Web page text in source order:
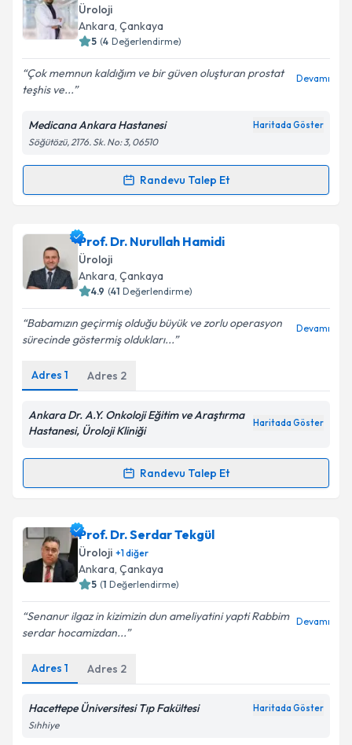
E-posta Adresiniz
kapsamda işlenmesini kabul ediyorum.
Takvim Talebini Gönder
Üroloji
Ankara, Çankaya
5 (4 Değerlendirme)
Çok memnun kaldığım ve bir güven oluşturan prostat
teşhis ve...
Devamı
Medicana Ankara Hastanesi Haritada Göster
Söğütözü, 2176. Sk. No: 3, 06510
Randevu Talep Et
Randevu Takvimi Talebi
Dr. Öğr. Üyesi Kenan Öztoruniçin randevu takvimi
talebi oluşturun. Size bu uzmandan randevu almanız
için bir takvim hazırlandığında e-posta ile
bilgilendireceğiz.
E-posta Adresiniz
Kişisel verilerimin işlenmesine ilişkinAydınlatma
Metni'ni okudum ve kişisel verilerimin belirtilen
kapsamda işlenmesini kabul ediyorum.
Takvim Talebini Gönder
Prof. Dr. Nurullah Hamidi
Üroloji
Ankara, Çankaya
4.9 (41 Değerlendirme)
Babamızın geçirmiş olduğu büyük ve zorlu operasyon
sürecinde göstermiş oldukları...
Devamı
Adres 1 Adres 2
Ankara Dr. A.Y. Onkoloji Eğitim ve Araştırma
Hastanesi, Üroloji Kliniği
Haritada Göster
Randevu Talep Et
Randevu Takvimi Talebi
Prof. Dr. Nurullah Hamidiiçin randevu takvimi talebi
oluşturun. Size bu uzmandan randevu almanız için bir
takvim hazırlandığında e-posta ile bilgilendireceğiz.
Kişisel verilerimin işlenmesine ilişkin
Metni'ni okudum ve kişisel verilerimin belirtilen
kapsamda işlenmesini kabul ediyorum.
Prof. Dr. Serdar Tekgül
Üroloji +1diğer
Ankara, Çankaya
5 (1 Değerlendirme)
Senanur ilgaz in kizimizin dun ameliyatini yapti Rabbim
serdar hocamizdan...
Devamı
Adres 1 Adres 2
Hacettepe Üniversitesi Tıp Fakültesi Haritada Göster
Sıhhiye